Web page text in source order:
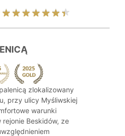
zlokalizowany
przy ulicy Myśliwskiej
warunki
Beskidów, ze